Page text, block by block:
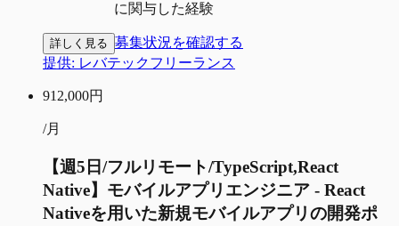
に関与した経験
詳しく見る 募集状況を確認する
提供: レバテックフリーランス
912,000円
/月
【週5日/フルリモート/TypeScript,React
Native】モバイルアプリエンジニア - React
Nativeを用いた新規モバイルアプリの開発ポ